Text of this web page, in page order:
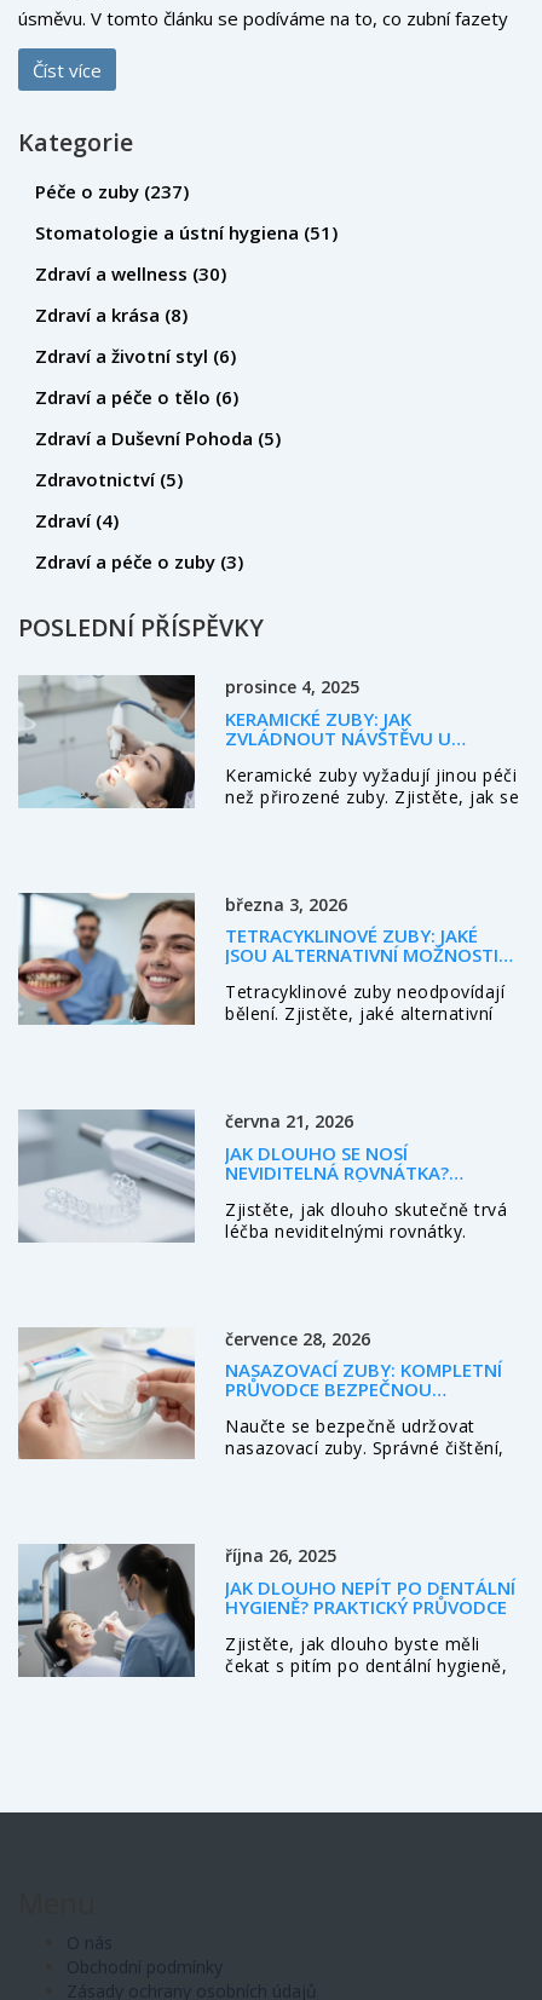
úsměvu. V tomto článku se podíváme na to, co zubní fazety
jsou, jak fungují, jaké jsou jejich výhody a nevýhody a pro
koho jsou vhodné. Přinášíme také několik tipů na jejich
Číst více
Kategorie
Péče o zuby (237)
Stomatologie a ústní hygiena (51)
Zdraví a wellness (30)
Zdraví a krása (8)
Zdraví a životní styl (6)
Zdraví a péče o tělo (6)
Zdraví a Duševní Pohoda (5)
Zdravotnictví (5)
Zdraví (4)
Zdraví a péče o zuby (3)
POSLEDNÍ PŘÍSPĚVKY
prosince 4, 2025
KERAMICKÉ ZUBY: JAK
ZVLÁDNOUT NÁVŠTĚVU U
Keramické zuby vyžadují jinou péči
než přirozené zuby. Zjistěte, jak se
března 3, 2026
TETRACYKLINOVÉ ZUBY: JAKÉ
JSOU ALTERNATIVNÍ MOŽNOSTI
Tetracyklinové zuby neodpovídají
bělení. Zjistěte, jaké alternativní
které nejsou jen estetický problém.
června 21, 2026
JAK DLOUHO SE NOSÍ
NEVIDITELNÁ ROVNÁTKA?
Zjistěte, jak dlouho skutečně trvá
léčba neviditelnými rovnátky.
července 28, 2026
NASAZOVACÍ ZUBY: KOMPLETNÍ
PRŮVODCE BEZPEČNOU
Naučte se bezpečně udržovat
nasazovací zuby. Správné čištění,
října 26, 2025
JAK DLOUHO NEPÍT PO DENTÁLNÍ
HYGIENĚ? PRAKTICKÝ PRŮVODCE
Zjistěte, jak dlouho byste měli
čekat s pitím po dentální hygieně,
O nás
Obchodní podmínky
Zásady ochrany osobních údajů